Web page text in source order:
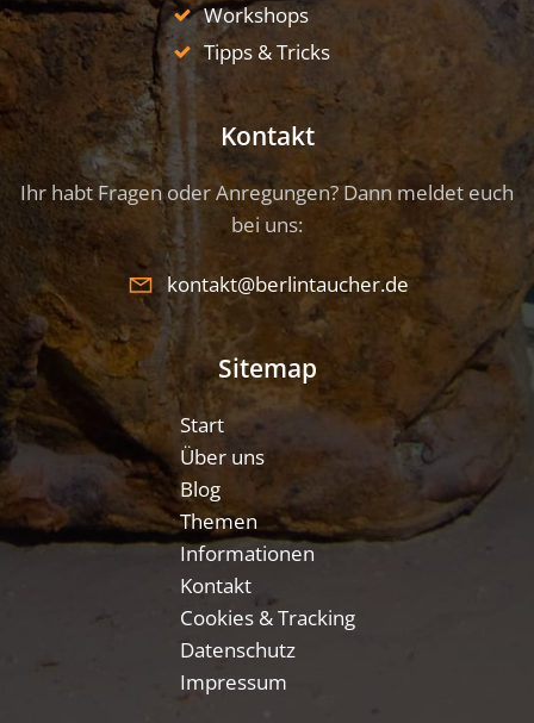
Workshops
Tipps & Tricks
Kontakt
Ihr habt Fragen oder Anregungen? Dann meldet euch
bei uns:
kontakt@berlintaucher.de
Sitemap
Start
Über uns
Blog
Themen
Informationen
Kontakt
Cookies & Tracking
Datenschutz
Impressum